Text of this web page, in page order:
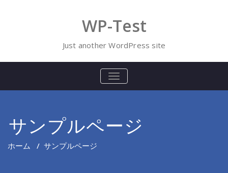
WP-Test
Just another WordPress site
ナ
ビ
ゲ
ン
サンプルページ
ホーム / サンプルページ